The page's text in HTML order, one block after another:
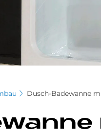
Dusch-Badewanne